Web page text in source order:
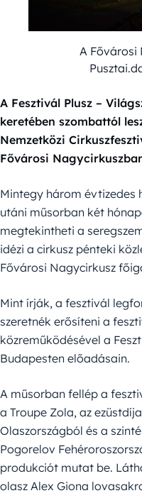
A Fővárosi
A Fesztivál Plusz –
keretében szombattól
Nemzetközi
Fővárosi
Mintegy három évtizedes
utáni műsorban két
megtekintheti a
idézi a cirkusz pénteki
Fővárosi Nagycirkusz
Mint írják, a fesztivál
szeretnék erősíteni a
közreműködésével a
Budapesten előadásain.
A műsorban fellép a
a Troupe Zola, az
Olaszországból és a
Pogorelov
produkciót mutat be.
olasz Alex Giona